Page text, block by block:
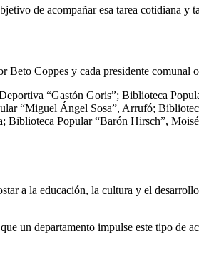
de acompañar esa tarea cotidiana y
Coppes y cada presidente comunal
“Gastón Goris”; Biblioteca
“Miguel Ángel Sosa”, Arrufó;
Popular “Barón Hirsch”,
a la educación, la cultura y el
un departamento impulse este tipo de